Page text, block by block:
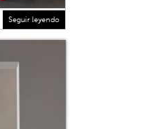
Seguir leyendo